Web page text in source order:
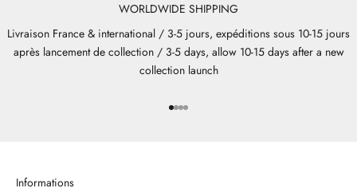
WORLDWIDE SHIPPING
Livraison France & international / 3-5 jours, expéditions sous 10-15 jours
après lancement de collection / 3-5 days, allow 10-15 days after a new
collection launch
Aller à l'élément 1
Aller à l'élément 2
Aller à l'élément 3
Aller à l'élément 4
Informations